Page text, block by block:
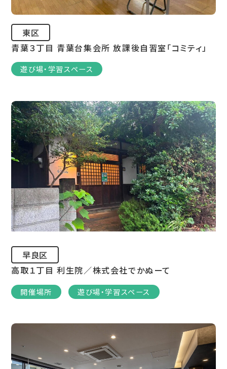
東区
青葉３丁目 青葉台集会所 放課後自習室「コミティ」
遊び場・学習スペース
早良区
高取１丁目 利生院／株式会社でかぬーて
開催場所 遊び場・学習スペース